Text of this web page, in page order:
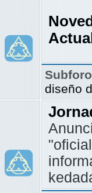
diseño